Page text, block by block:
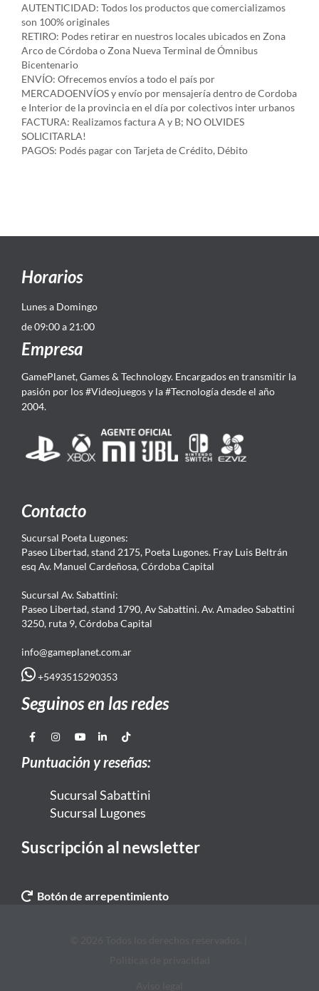
AUTENTICIDAD: Todos los productos que comercializamos
son 100% originales
RETIRO: Podes retirar en nuestros locales ubicados en Zona
Arco de Córdoba o Zona Nueva Terminal de Ómnibus
Bicentenario
ENVÍO: Ofrecemos envíos a todo el país por
MERCADOENVÍOS y envío por mensajería dentro de Cordoba
e Interior de la provincia en el día por colectivos inter urbanos
FACTURA: Realizamos factura A y B; NO OLVIDES
SOLICITARLA!
PAGOS: Podés pagar con Tarjeta de Crédito, Débito
Horarios
Lunes a Domingo
de 09:00 a 21:00
Empresa
GamePlanet, Games & Technology. Encargados en transmitir la
pasión por los #Videojuegos y la #Tecnología desde el año
2004.
Contacto
Sucursal Poeta Lugones:
Paseo Libertad, stand 2175, Poeta Lugones. Fray Luis Beltrán
esq Av. Manuel Cardeñosa, Córdoba Capital
Sucursal Av. Sabattini:
Paseo Libertad, stand 1790, Av Sabattini. Av. Amadeo Sabattini
3250, ruta 9, Córdoba Capital
info@gameplanet.com.ar
+5493515290353
Seguinos en las redes
Puntuación y reseñas:
Sucursal Sabattini
Sucursal Lugones
Suscripción al newsletter
Botón de arrepentimiento